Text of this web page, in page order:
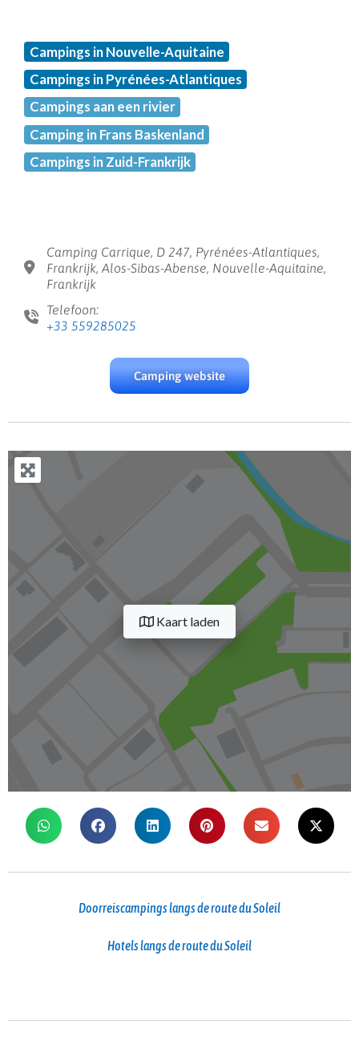
Campings in Nouvelle-Aquitaine
Campings in Pyrénées-Atlantiques
Campings aan een rivier
Camping in Frans Baskenland
Campings in Zuid-Frankrijk
Camping Carrique, D 247, Pyrénées-Atlantiques,
Frankrijk, Alos-Sibas-Abense, Nouvelle-Aquitaine,
Frankrijk
Telefoon:
+33 559285025
Camping website
Kaart laden
Doorreiscampings langs de route du Soleil
Hotels langs de route du Soleil